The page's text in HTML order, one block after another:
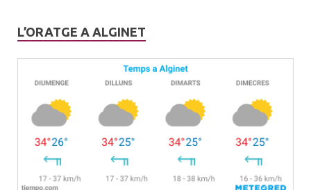
L’ORATGE A ALGINET